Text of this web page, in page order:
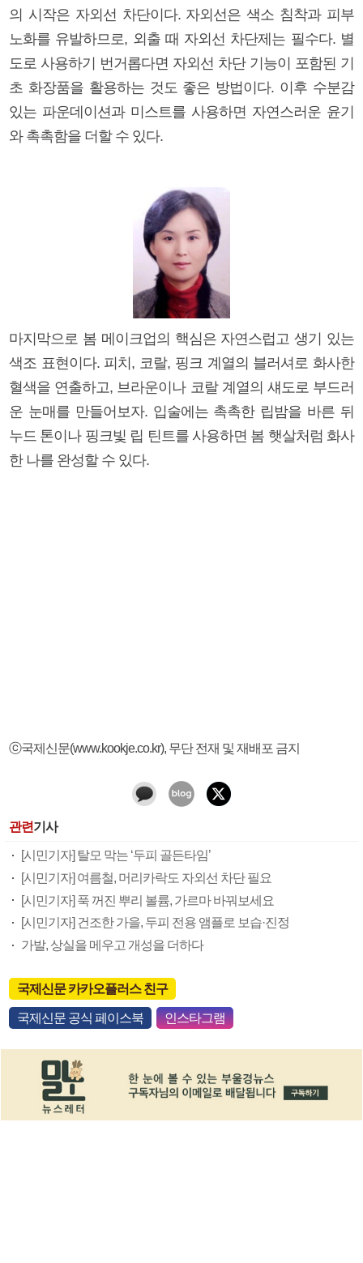
의 시작은 자외선 차단이다. 자외선은 색소 침착과 피부
노화를 유발하므로, 외출 때 자외선 차단제는 필수다. 별
도로 사용하기 번거롭다면 자외선 차단 기능이 포함된 기
초 화장품을 활용하는 것도 좋은 방법이다. 이후 수분감
있는 파운데이션과 미스트를 사용하면 자연스러운 윤기
와 촉촉함을 더할 수 있다.
마지막으로 봄 메이크업의 핵심은 자연스럽고 생기 있는
색조 표현이다. 피치, 코랄, 핑크 계열의 블러셔로 화사한
혈색을 연출하고, 브라운이나 코랄 계열의 섀도로 부드러
운 눈매를 만들어보자. 입술에는 촉촉한 립밤을 바른 뒤
누드 톤이나 핑크빛 립 틴트를 사용하면 봄 햇살처럼 화사
한 나를 완성할 수 있다.
ⓒ국제신문(www.kookje.co.kr), 무단 전재 및 재배포 금지
관련기사
[시민기자] 탈모 막는 ‘두피 골든타임’
[시민기자] 여름철, 머리카락도 자외선 차단 필요
[시민기자] 푹 꺼진 뿌리 볼륨, 가르마 바꿔보세요
[시민기자] 건조한 가을, 두피 전용 앰플로 보습·진정
가발, 상실을 메우고 개성을 더하다
국제신문 카카오플러스 친구
국제신문 공식 페이스북 인스타그램